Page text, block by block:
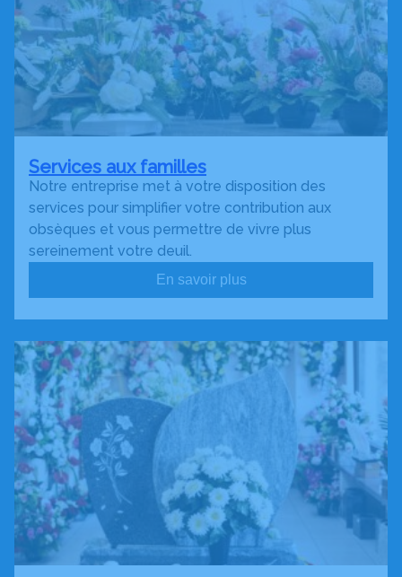
Services aux familles
Notre entreprise met à votre disposition des
services pour simplifier votre contribution aux
obsèques et vous permettre de vivre plus
sereinement votre deuil.
En savoir plus